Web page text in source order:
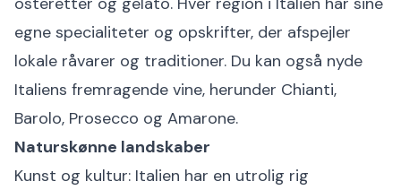
egne specialiteter og opskrifter, der afspejler
lokale råvarer og traditioner. Du kan også nyde
Italiens fremragende vine, herunder Chianti,
Barolo, Prosecco og Amarone.
Naturskønne landskaber
Kunst og kultur: Italien har en utrolig rig